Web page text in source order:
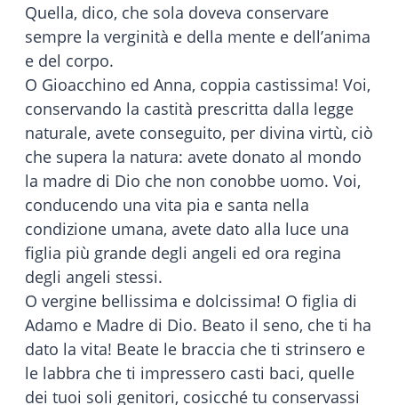
Quella, dico, che sola doveva conservare
sempre la verginità e della mente e dell’anima
e del corpo.
O Gioacchino ed Anna, coppia castissima! Voi,
conservando la castità prescritta dalla legge
naturale, avete conseguito, per divina virtù, ciò
che supera la natura: avete donato al mondo
la madre di Dio che non conobbe uomo. Voi,
conducendo una vita pia e santa nella
condizione umana, avete dato alla luce una
figlia più grande degli angeli ed ora regina
degli angeli stessi.
O vergine bellissima e dolcissima! O figlia di
Adamo e Madre di Dio. Beato il seno, che ti ha
dato la vita! Beate le braccia che ti strinsero e
le labbra che ti impressero casti baci, quelle
dei tuoi soli genitori, cosicché tu conservassi